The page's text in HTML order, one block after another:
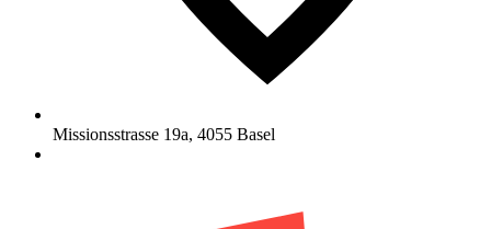
Missionsstrasse 19a, 4055 Basel